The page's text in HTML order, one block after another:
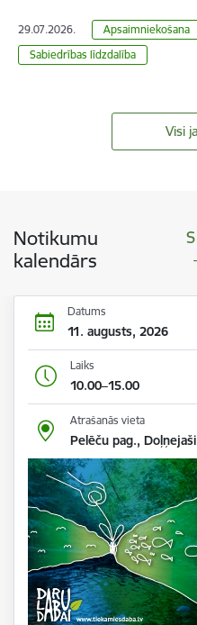
29.07.2026. Apsaimniekošana
Sabiedrības līdzdalība
Visi
Notikumu
kalendārs
Datums
11. augusts, 2026
Laiks
10.00–15.00
Atrašanās vieta
Pelēču pag., Doļņejaši